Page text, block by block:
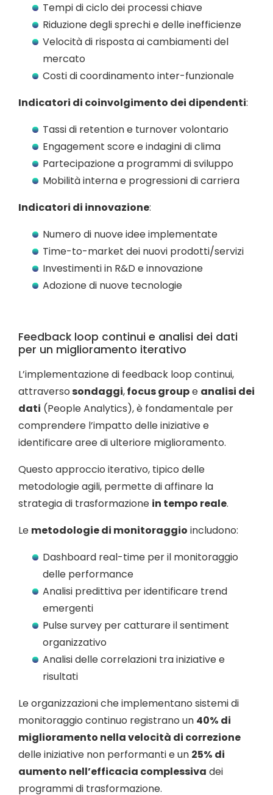
Tempi di ciclo dei processi chiave
Riduzione degli sprechi e delle inefficienze
Velocità di risposta ai cambiamenti del
mercato
Costi di coordinamento inter-funzionale
Indicatori di coinvolgimento dei dipendenti:
Tassi di retention e turnover volontario
Engagement score e indagini di clima
Partecipazione a programmi di sviluppo
Mobilità interna e progressioni di carriera
Indicatori di innovazione:
Numero di nuove idee implementate
Time-to-market dei nuovi prodotti/servizi
Investimenti in R&D e innovazione
Adozione di nuove tecnologie
Feedback loop continui e analisi dei dati
per un miglioramento iterativo
L’implementazione di feedback loop continui,
attraversosondaggi,focus groupe analisi dei
dati (People Analytics), è fondamentale per
comprendere l’impatto delle iniziative e
identificare aree di ulteriore miglioramento.
Questo approccio iterativo, tipico delle
metodologie agili, permette di affinare la
strategia di trasformazione in tempo reale.
Le metodologie di monitoraggio includono:
Dashboard real-time per il monitoraggio
delle performance
Analisi predittiva per identificare trend
emergenti
Pulse survey per catturare il sentiment
organizzativo
Analisi delle correlazioni tra iniziative e
risultati
Le organizzazioni che implementano sistemi di
monitoraggio continuo registrano un 40% di
miglioramento nella velocità di correzione
delle iniziative non performanti e un 25% di
aumento nell’efficacia complessiva dei
programmi di trasformazione.